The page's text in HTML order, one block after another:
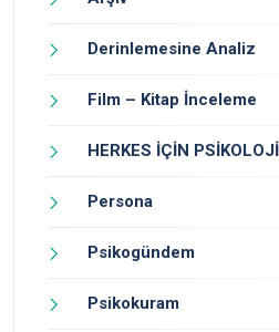
Derinlemesine Analiz
Film – Kitap İnceleme
HERKES İÇİN PSİKOLOJİ
Persona
Psikogündem
Psikokuram